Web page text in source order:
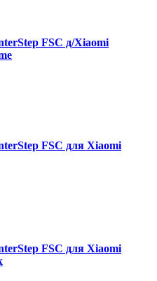
FSC д/Xiaomi
FSC для Xiaomi
FSC для Xiaomi